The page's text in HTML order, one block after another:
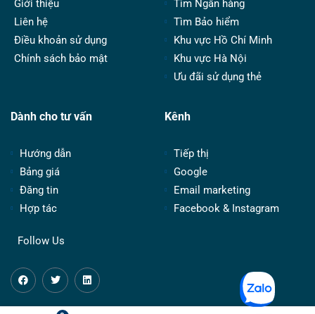
Giới thiệu
Liên hệ
Điều khoản sử dụng
Chính sách bảo mật
Tìm Ngân hàng
Tìm Bảo hiểm
Khu vực Hồ Chí Minh
Khu vực Hà Nội
Ưu đãi sử dụng thẻ
Dành cho tư vấn
Hướng dẫn
Bảng giá
Đăng tin
Hợp tác
Kênh
Tiếp thị
Google
Email marketing
Facebook & Instagram
Follow Us